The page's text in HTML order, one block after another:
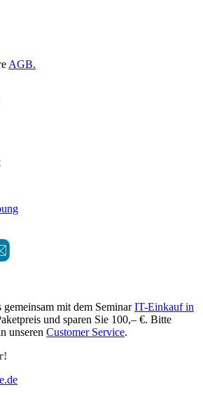
AGB.
mit dem SeminarIT-Einkauf in
und sparen Sie 100,– €. Bitte
unseren Customer Service.